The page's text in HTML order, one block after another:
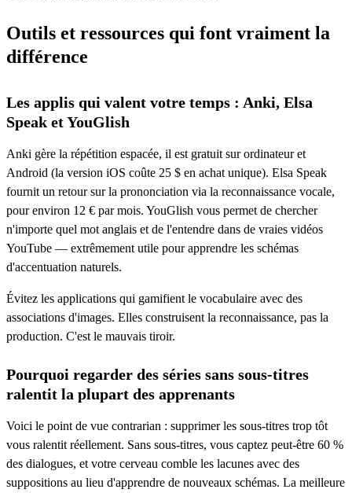
Outils et ressources qui font vraiment la
différence
Les applis qui valent votre temps : Anki, Elsa
Speak et YouGlish
Anki gère la répétition espacée, il est gratuit sur ordinateur et
Android (la version iOS coûte 25 $ en achat unique). Elsa Speak
fournit un retour sur la prononciation via la reconnaissance vocale,
pour environ 12 € par mois. YouGlish vous permet de chercher
n'importe quel mot anglais et de l'entendre dans de vraies vidéos
YouTube — extrêmement utile pour apprendre les schémas
d'accentuation naturels.
Évitez les applications qui gamifient le vocabulaire avec des
associations d'images. Elles construisent la reconnaissance, pas la
production. C'est le mauvais tiroir.
Pourquoi regarder des séries sans sous-titres
ralentit la plupart des apprenants
Voici le point de vue contrarian : supprimer les sous-titres trop tôt
vous ralentit réellement. Sans sous-titres, vous captez peut-être 60 %
des dialogues, et votre cerveau comble les lacunes avec des
suppositions au lieu d'apprendre de nouveaux schémas. La meilleure